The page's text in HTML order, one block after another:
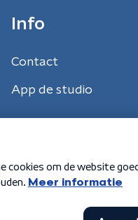
Info
Contact
App de studio